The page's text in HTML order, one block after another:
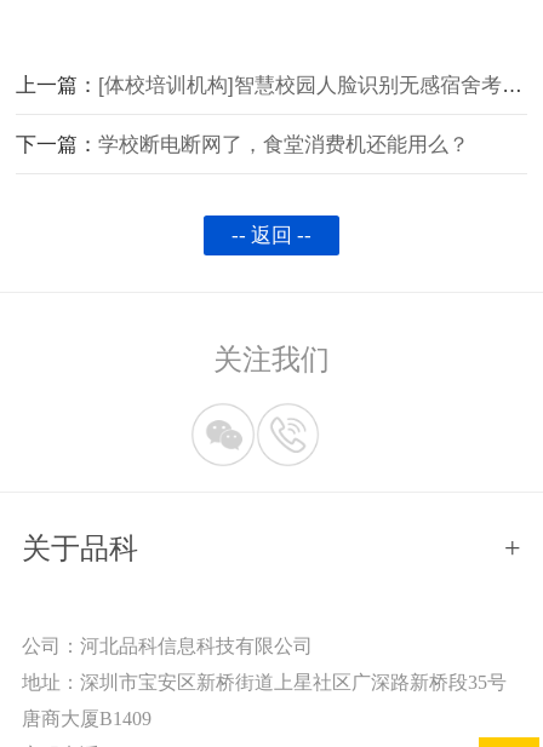
上一篇： [体校培训机构]智慧校园人脸识别无感宿舍考勤系统:打造**校园！
下一篇：学校断电断网了，食堂消费机还能用么？
-- 返回 --
关注我们
+
关于品科
公司：河北品科信息科技有限公司
地址：深圳市宝安区新桥街道上星社区广深路新桥段35号
唐商大厦B1409